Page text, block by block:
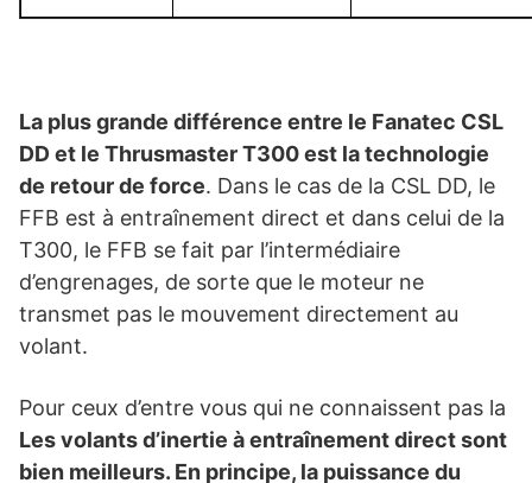
La plus grande différence entre le Fanatec CSL
DD et le Thrusmaster T300 est la technologie
de retour de force. Dans le cas de la CSL DD, le
FFB est à entraînement direct et dans celui de la
T300, le FFB se fait par l’intermédiaire
d’engrenages, de sorte que le moteur ne
transmet pas le mouvement directement au
volant.
Pour ceux d’entre vous qui ne connaissent pas la
Les volants d’inertie à entraînement direct sont
bien meilleurs. En principe, la puissance du